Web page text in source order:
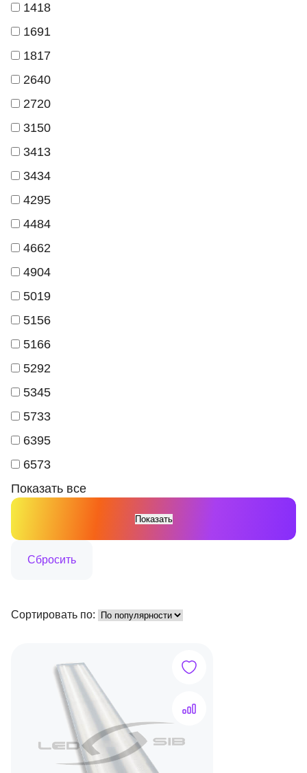
1418
1691
1817
2640
2720
3150
3413
3434
4295
4484
4662
4904
5019
5156
5166
5292
5345
5733
6395
6573
Показать все
Сортировать по: